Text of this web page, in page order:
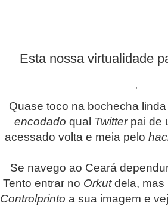
Esta nossa virtualidade
'
Quase toco na bochecha
encodado qual Twitterpai de
acessado volta e meia pelo
Se navego ao Ceará
Tento entrar no Orkutdela, mas
Controlprinto a sua imagem e